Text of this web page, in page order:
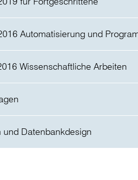
Automatisierung und
Wissenschaftliche Arbeiten
und Datenbankdesign